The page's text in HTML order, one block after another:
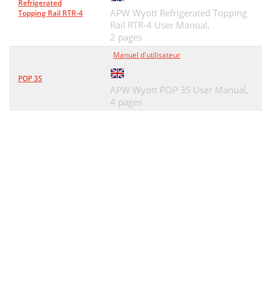
Refrigerated
Topping Rail RTR-4
APW Wyott Refrigerated Topping
Rail RTR-4 User Manual,
2 pages
POP 3S
Manuel d'utilisateur
APW Wyott POP 3S User Manual,
4 pages